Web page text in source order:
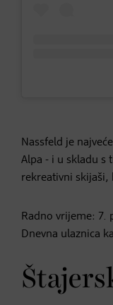
Nassfeld je
Alpa - i u skladu s
rekreativni skijaši,
Radno vrijeme: 7.
Dnevna ulaznica